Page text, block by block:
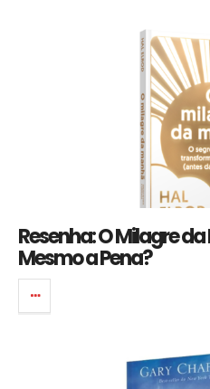
Resenha: O Milagre
Mesmo a Pena?